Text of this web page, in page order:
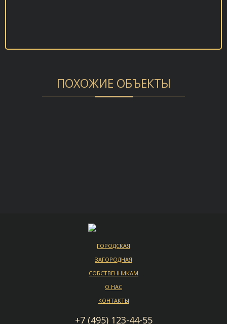
ПОХОЖИЕ ОБЪЕКТЫ
ГОРОДСКАЯ
ЗАГОРОДНАЯ
СОБСТВЕННИКАМ
О НАС
КОНТАКТЫ
+7 (495) 123-44-55